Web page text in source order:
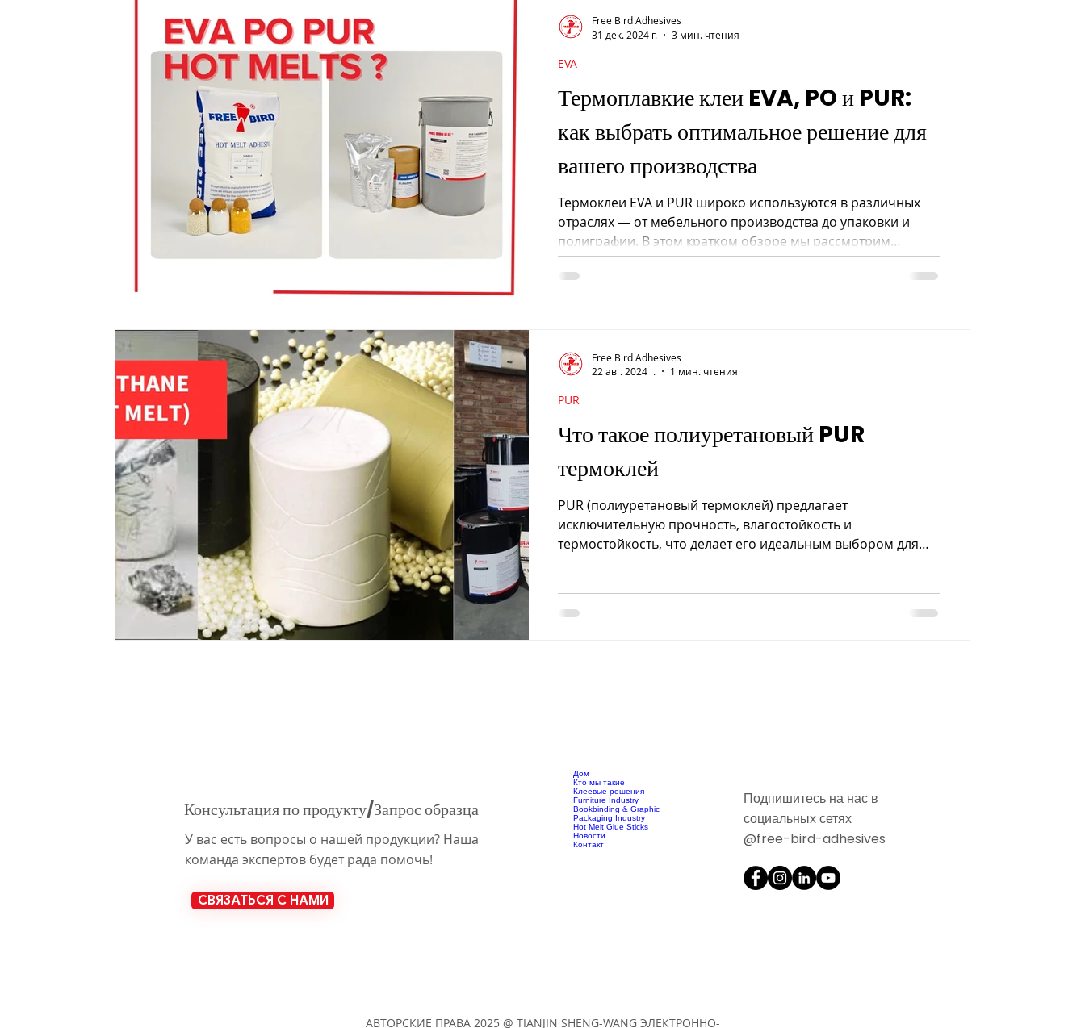
Термоплавкие клеи EVA, PO и PUR:
как выбрать оптимальное решение для
вашего производства
Термоклеи EVA и PUR широко используются в различных
отраслях — от мебельного производства до упаковки и
полиграфии. В этом кратком обзоре мы рассмотрим
основные различия между этими двумя типами клеев,
включая их состав, температурную устойчивость,
EVA
Free Bird Adhesives
31 дек. 2024 г.
3 мин. чтения
Что такое полиуретановый PUR
термоклей
PUR (полиуретановый термоклей) предлагает
исключительную прочность, влагостойкость и
термостойкость, что делает его идеальным выбором для
связь, обеспечивая долговечный результат.
PUR
Free Bird Adhesives
22 авг. 2024 г.
1 мин. чтения
Консультация по продукту/Запрос образца
У вас есть вопросы о нашей продукции? Наша
команда экспертов будет рада помочь!
СВЯЗАТЬСЯ С НАМИ
Дом
Кто мы такие
Клеевые решения
Furniture Industry
Bookbinding & Graphic
Packaging Industry
Hot Melt Glue Sticks
Новости
Контакт
Подпишитесь на нас в
социальных сетях
@free-bird-adhesives
АВТОРСКИЕ ПРАВА 2025 @ TIANJIN SHENG-WANG ЭЛЕКТРОННО-